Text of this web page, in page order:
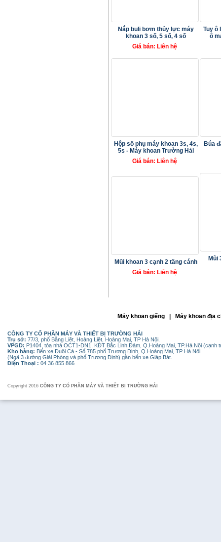
Nắp buli bơm thủy lực máy
khoan 3 số, 5 số, 4 số
Giá bán: Liên hệ
Tuy ô
ô
Hộp số phụ máy khoan 3s, 4s,
5s - Máy khoan Trường Hải
Giá bán: Liên hệ
Búa
Mũi khoan 3 cạnh 2 tầng cánh
Giá bán: Liên hệ
Mũi
Máy khoan giếng | Máy khoan
CÔNG TY CỔ PHẦN MÁY VÀ THIẾT BỊ TRƯỜNG HẢI
Trụ sở: 77/3, phố Bằng Liệt, Hoàng Liệt, Hoàng Mai, TP Hà Nội.
VPGD: P1404, tòa nhà OCT1-DN1, KĐT Bắc Linh Đàm, Q.Hoàng Mai, TP.Hà Nội (cạnh
Kho hàng: Bến xe Đuôi Cá - Số 785 phố Trương Định, Q.Hoàng Mai, TP Hà Nội.
(Ngã 3 đường Giải Phóng và phố Trương Định) gần bến xe Giáp Bát.
Điện Thoại : 04 36 855 866
Copyright 2016 CÔNG TY CỔ PHẦN MÁY VÀ THIẾT BỊ TRƯỜNG HẢI